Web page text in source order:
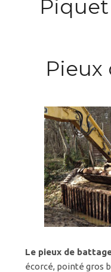
Pieux
Le pieux de
écorcé, pointé gros